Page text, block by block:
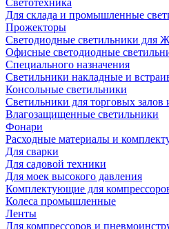
Светотехника
Для склада и промышленные
Прожекторы
Светодиодные светильники для
Офисные светодиодные
Специального назначения
Светильники накладные и
Консольные светильники
Светильники для торговых
Влагозащищенные светильники
Фонари
Расходные материалы и
Для сварки
Для садовой техники
Для моек высокого давления
Комплектующие для
Колеса промышленные
Ленты
Для компрессоров и